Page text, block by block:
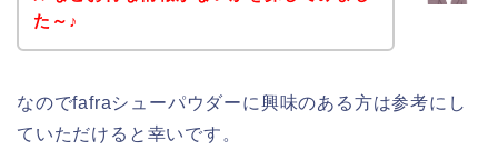
た～♪
なのでfafraシューパウダーに興味のある方は参考にし
ていただけると幸いです。